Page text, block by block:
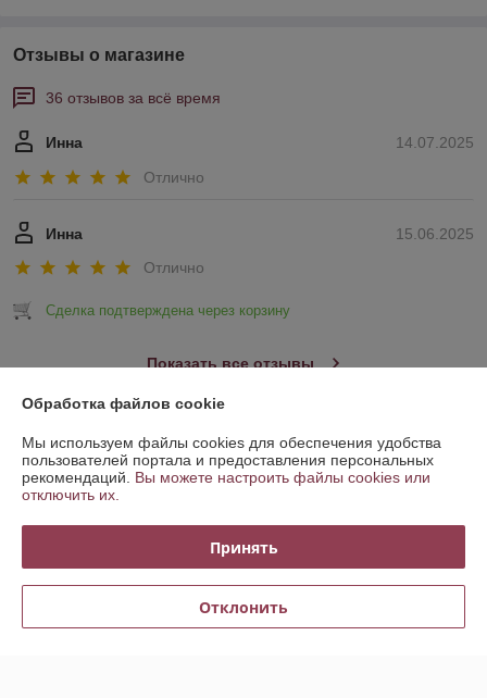
Отзывы о магазине
36 отзывов за всё время
14.07.2025
Инна
Отлично
15.06.2025
Инна
Отлично
Сделка подтверждена через корзину
Показать все отзывы
О нас
Контакты
График работы
Обработка файлов cookie
Мы используем файлы cookies для обеспечения удобства
пользователей портала и предоставления персональных
рекомендаций. Вы можете настроить файлы cookies или
отключить их.
Принять
Отклонить